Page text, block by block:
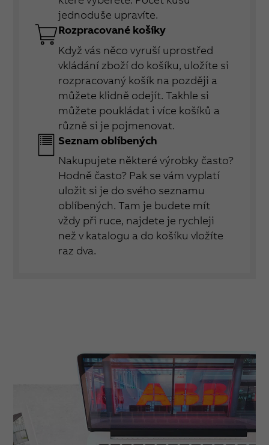
jednoduše upravíte.
Rozpracované košíky
Když vás něco vyruší uprostřed
vkládání zboží do košíku, uložíte si
rozpracovaný košík na později a
můžete klidně odejít. Takhle si
můžete poukládat i více košíků a
různě si je pojmenovat.
Seznam oblíbených
Nakupujete některé výrobky často?
Hodně často? Pak se vám vyplatí
uložit si je do svého seznamu
oblíbených. Tam je budete mít
vždy při ruce, najdete je rychleji
než v katalogu a do košíku vložíte
raz dva.